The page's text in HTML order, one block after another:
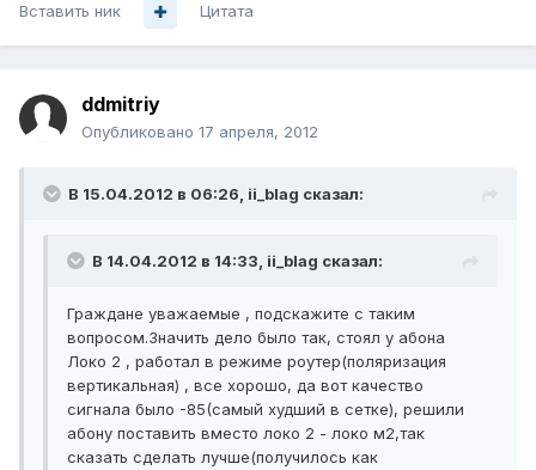
Вставить ник Цитата
ddmitriy
Опубликовано 17 апреля, 2012
В 15.04.2012 в 06:26, ii_blag сказал:
В 14.04.2012 в 14:33, ii_blag сказал:
Граждане уважаемые , подскажите с таким
вопросом.Значить дело было так, стоял у абона
Локо 2 , работал в режиме роутер(поляризация
вертикальная) , все хорошо, да вот качество
сигнала было -85(самый худший в сетке), решили
абону поставить вместо локо 2 - локо м2,так
сказать сделать лучше(получилось как